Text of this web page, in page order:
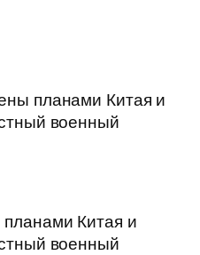
планами Китая и
военный
Китая и
военный